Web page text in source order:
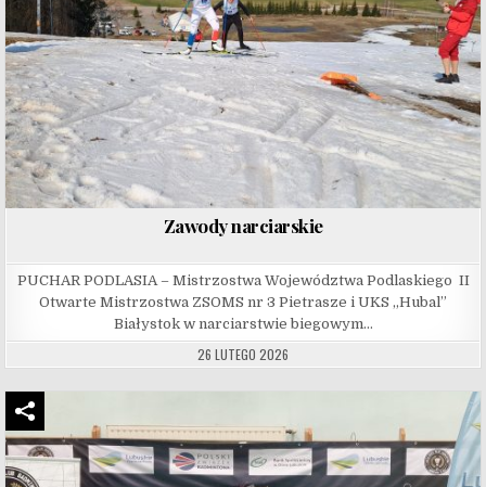
Zawody narciarskie
PUCHAR PODLASIA – Mistrzostwa Województwa Podlaskiego II
Otwarte Mistrzostwa ZSOMS nr 3 Pietrasze i UKS „Hubal”
Białystok w narciarstwie biegowym…
26 LUTEGO 2026